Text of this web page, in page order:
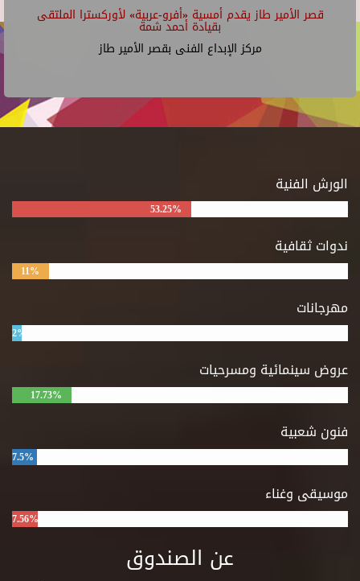
قصر الأمير طاز يقدم أمسية «أفرو-عربية» لأوركسترا الملتقى
بقيادة أحمد شمة
مركز الإبداع الفنى بقصر الأمير طاز
الورش الفنية
53.25%
ندوات ثقافية
11%
مهرجانات
2%
عروض سينمائية ومسرحيات
17.73%
فنون شعبية
7.5%
موسيقى وغناء
7.56%
عن الصندوق